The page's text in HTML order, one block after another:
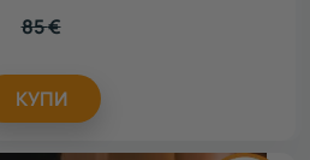
85€
КУПИ